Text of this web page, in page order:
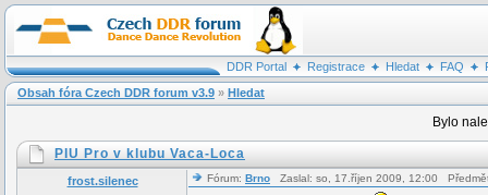
DDR Portal Registrace Hledat FAQ
Obsah fóra Czech DDR forum v3.9 » Hledat
Bylo
PIU Pro v klubu Vaca-Loca
frost.silenec Fórum: Brno Zaslal: so, 17.říjen 2009, 12:00